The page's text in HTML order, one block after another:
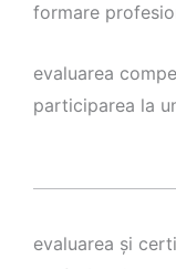
formare
evaluarea
participarea la
evaluarea şi